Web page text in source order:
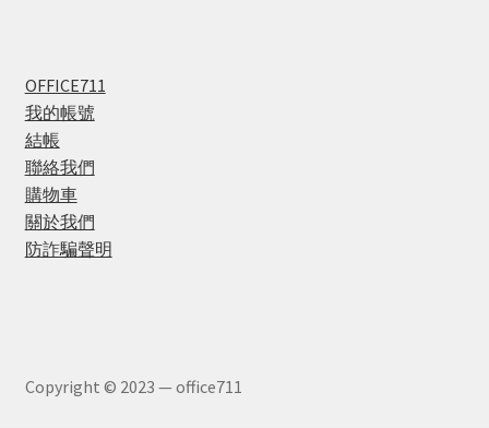
OFFICE711
我的帳號
結帳
聯絡我們
購物車
關於我們
防詐騙聲明
Copyright © 2023 — office711